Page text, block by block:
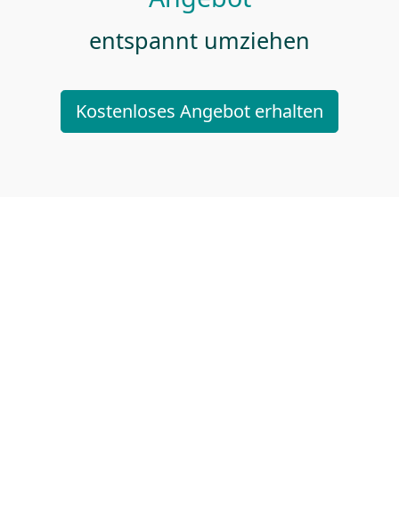
entspannt umziehen
Kostenloses Angebot erhalten